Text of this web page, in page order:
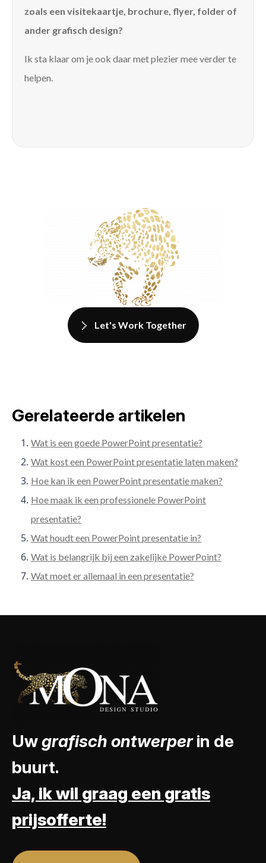
zoals een visitekaartje, brochure, flyer, folder of
ander grafisch design?
Ik sta klaar om je ook daar met plezier mee verder te
helpen.
Let's Work Together
Gerelateerde artikelen
Wat is een goede PowerPoint presentatie?
Wat kost een PowerPoint presentatie laten maken?
Hoe kan ik een PowerPoint presentatie maken?
Hoe maak ik een professionele PowerPoint
presentatie?
Wat houdt een PowerPoint presentatie in?
Wat is belangrijk bij een zakelijke PowerPoint?
Wat moet er allemaal in een presentatie?
Uwgrafisch ontwerperin de
buurt.
Ja, ik wil graag een gratis
prijsofferte!